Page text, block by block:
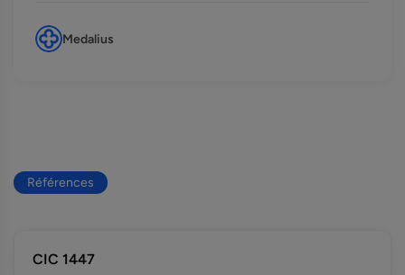
Medalius
Références
CIC 1447